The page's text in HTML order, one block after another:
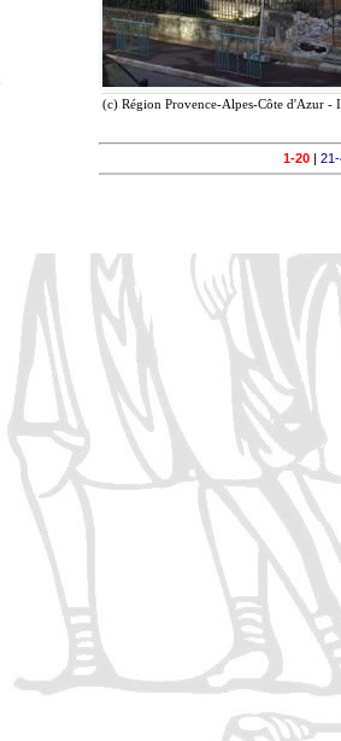
(c) Région Provence-Alpes-Côte d'Azur -
1-20|